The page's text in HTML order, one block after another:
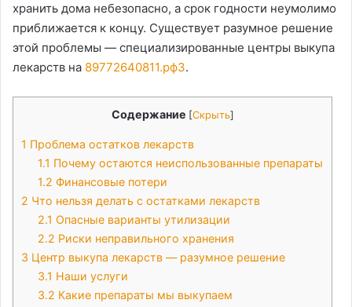
хранить дома небезопасно, а срок годности неумолимо
приближается к концу. Существует разумное решение
этой проблемы — специализированные центры выкупа
лекарств на 89772640811.рф3.
Содержание [Скрыть]
1 Проблема остатков лекарств
1.1 Почему остаются неиспользованные препараты
1.2 Финансовые потери
2 Что нельзя делать с остатками лекарств
2.1 Опасные варианты утилизации
2.2 Риски неправильного хранения
3 Центр выкупа лекарств — разумное решение
3.1 Наши услуги
3.2 Какие препараты мы выкупаем